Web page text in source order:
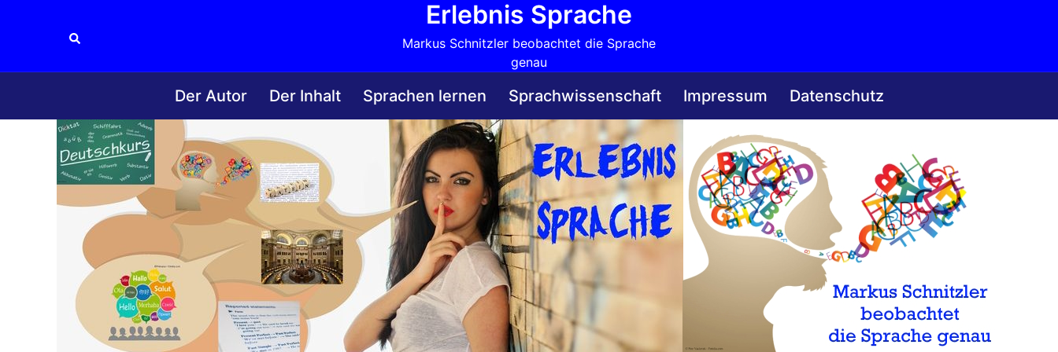
Suche
Erlebnis Sprache
Markus Schnitzler beobachtet die Sprache
genau
Der Autor Der Inhalt Sprachen lernen Sprachwissenschaft Impressum Datenschutz